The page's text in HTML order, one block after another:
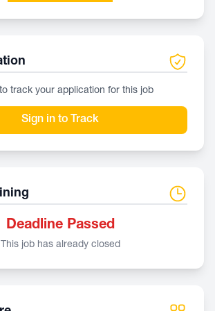
track your application for this job
Sign in to Track
Deadline Passed
This job has already closed